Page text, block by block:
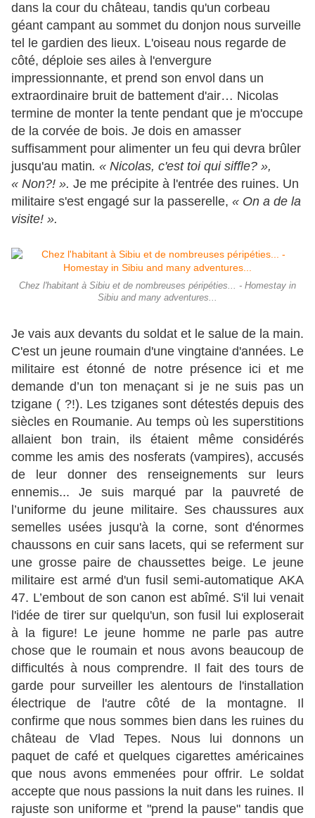
dans la cour du château, tandis qu'un corbeau
géant campant au sommet du donjon nous surveille
tel le gardien des lieux. L'oiseau nous regarde de
côté, déploie ses ailes à l'envergure
impressionnante, et prend son envol dans un
extraordinaire bruit de battement d'air… Nicolas
termine de monter la tente pendant que je m'occupe
de la corvée de bois. Je dois en amasser
suffisamment pour alimenter un feu qui devra brûler
jusqu'au matin. « Nicolas, c'est toi qui siffle? »,
« Non?! ». Je me précipite à l'entrée des ruines. Un
militaire s'est engagé sur la passerelle, « On a de la
visite! ».
Chez l'habitant à Sibiu et de nombreuses péripéties... - Homestay in
Sibiu and many adventures...
Je vais aux devants du soldat et le salue de la main.
C'est un jeune roumain d'une vingtaine d'années. Le
militaire est étonné de notre présence ici et me
demande d’un ton menaçant si je ne suis pas un
tzigane ( ?!). Les tziganes sont détestés depuis des
siècles en Roumanie. Au temps où les superstitions
allaient bon train, ils étaient même considérés
comme les amis des nosferats (vampires), accusés
de leur donner des renseignements sur leurs
ennemis... Je suis marqué par la pauvreté de
l’uniforme du jeune militaire. Ses chaussures aux
semelles usées jusqu'à la corne, sont d'énormes
chaussons en cuir sans lacets, qui se referment sur
une grosse paire de chaussettes beige. Le jeune
militaire est armé d'un fusil semi-automatique AKA
47. L’embout de son canon est abîmé. S'il lui venait
l'idée de tirer sur quelqu'un, son fusil lui exploserait
à la figure! Le jeune homme ne parle pas autre
chose que le roumain et nous avons beaucoup de
difficultés à nous comprendre. Il fait des tours de
garde pour surveiller les alentours de l'installation
électrique de l'autre côté de la montagne. Il
confirme que nous sommes bien dans les ruines du
château de Vlad Tepes. Nous lui donnons un
paquet de café et quelques cigarettes américaines
que nous avons emmenées pour offrir. Le soldat
accepte que nous passions la nuit dans les ruines. Il
rajuste son uniforme et "prend la pause" tandis que